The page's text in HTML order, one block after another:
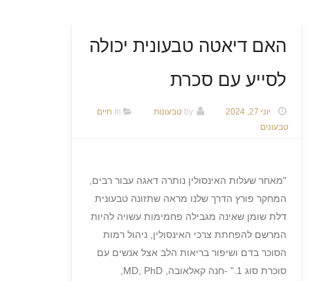
האם דיאטה טבעונית יכולה
לסייע עם סכרת
יוני 27, 2024 by טבעונות
חיים
טבעונים
"מאחר שעלות האינסולין נותרה דאגה עבור רבים,
המחקר פורץ הדרך שלנו מראה שתזונה טבעונית
דלת שומן שאינה מגבילה פחמימות עשויה להיות
המרשם להפחתת צרכי האינסולין, ניהול רמות
הסוכר בדם ושיפור בריאות הלב אצל אנשים עם